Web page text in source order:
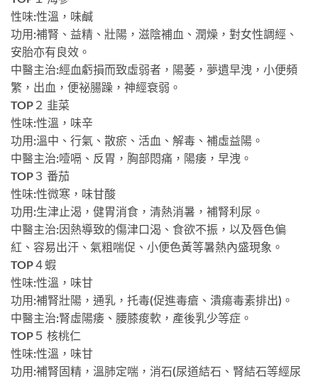
性味:性溫，味鹹
功用:補腎、益精、壯陽，滋陰補血、潤燥，對女性調經、
安胎亦有良效。
中醫主治:經血虧損而致虛弱者，陽萎，夢遺早洩，小便頻
繁，出血，便祕腸躁，神經衰弱。
TOP２ 韭菜
性味:性溫，味辛
功用:溫中、行氣、散瘀、活血、解毒、補虛益陽。
中醫主治:噎嗝、反胃，胸部悶痛，陽痿，早洩。
TOP３ 番茄
性味:性微寒，味甘酸
功用:生津止渴，健胃消食，清熱消暑，補腎利尿。
中醫主治:因熱導致的傷津口渴、食欲不振，以及唇色偏
紅、容易出汗、氣粗喘促、小便色黃等暑熱內盛現象。
TOP４蝦
性味:性溫，味甘
功用:補腎壯陽，通乳，托毒(促進毒瘡、潰瘍毒素排出)。
中醫主治:腎虛陽痿、腰膝痠軟，產後乳少等症。
TOP５ 核桃仁
性味:性溫，味甘
功用:補腎固精，溫肺定喘，消石(尿道結石、腎結石等經尿